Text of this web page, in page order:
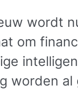
wordt
om
worden al